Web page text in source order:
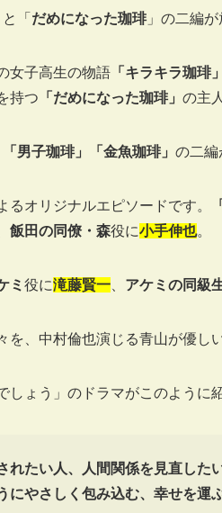
「 だめになった珈琲」の二編が
女子高生の物語 「キラキラ珈琲」
持つ 「だめになった珈琲」 の主
「男子珈琲」「金魚珈琲」 の二編
るオリジナルエピソードです。
飯田の同僚・森役に小手伸也。
ミ 役に滝藤賢一 アケミの同級
を、中村倫也演じる青山が優し
しょう」のドラマがこのように
れたい人、人間関係を見直し
にやさしく包み込む、幸せを運